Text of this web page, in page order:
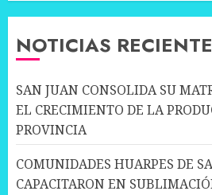
NOTICIAS
SAN JUAN CONSOLIDA SU
EL CRECIMIENTO DE LA
PROVINCIA
COMUNIDADES HUARPES DE
CAPACITARON EN